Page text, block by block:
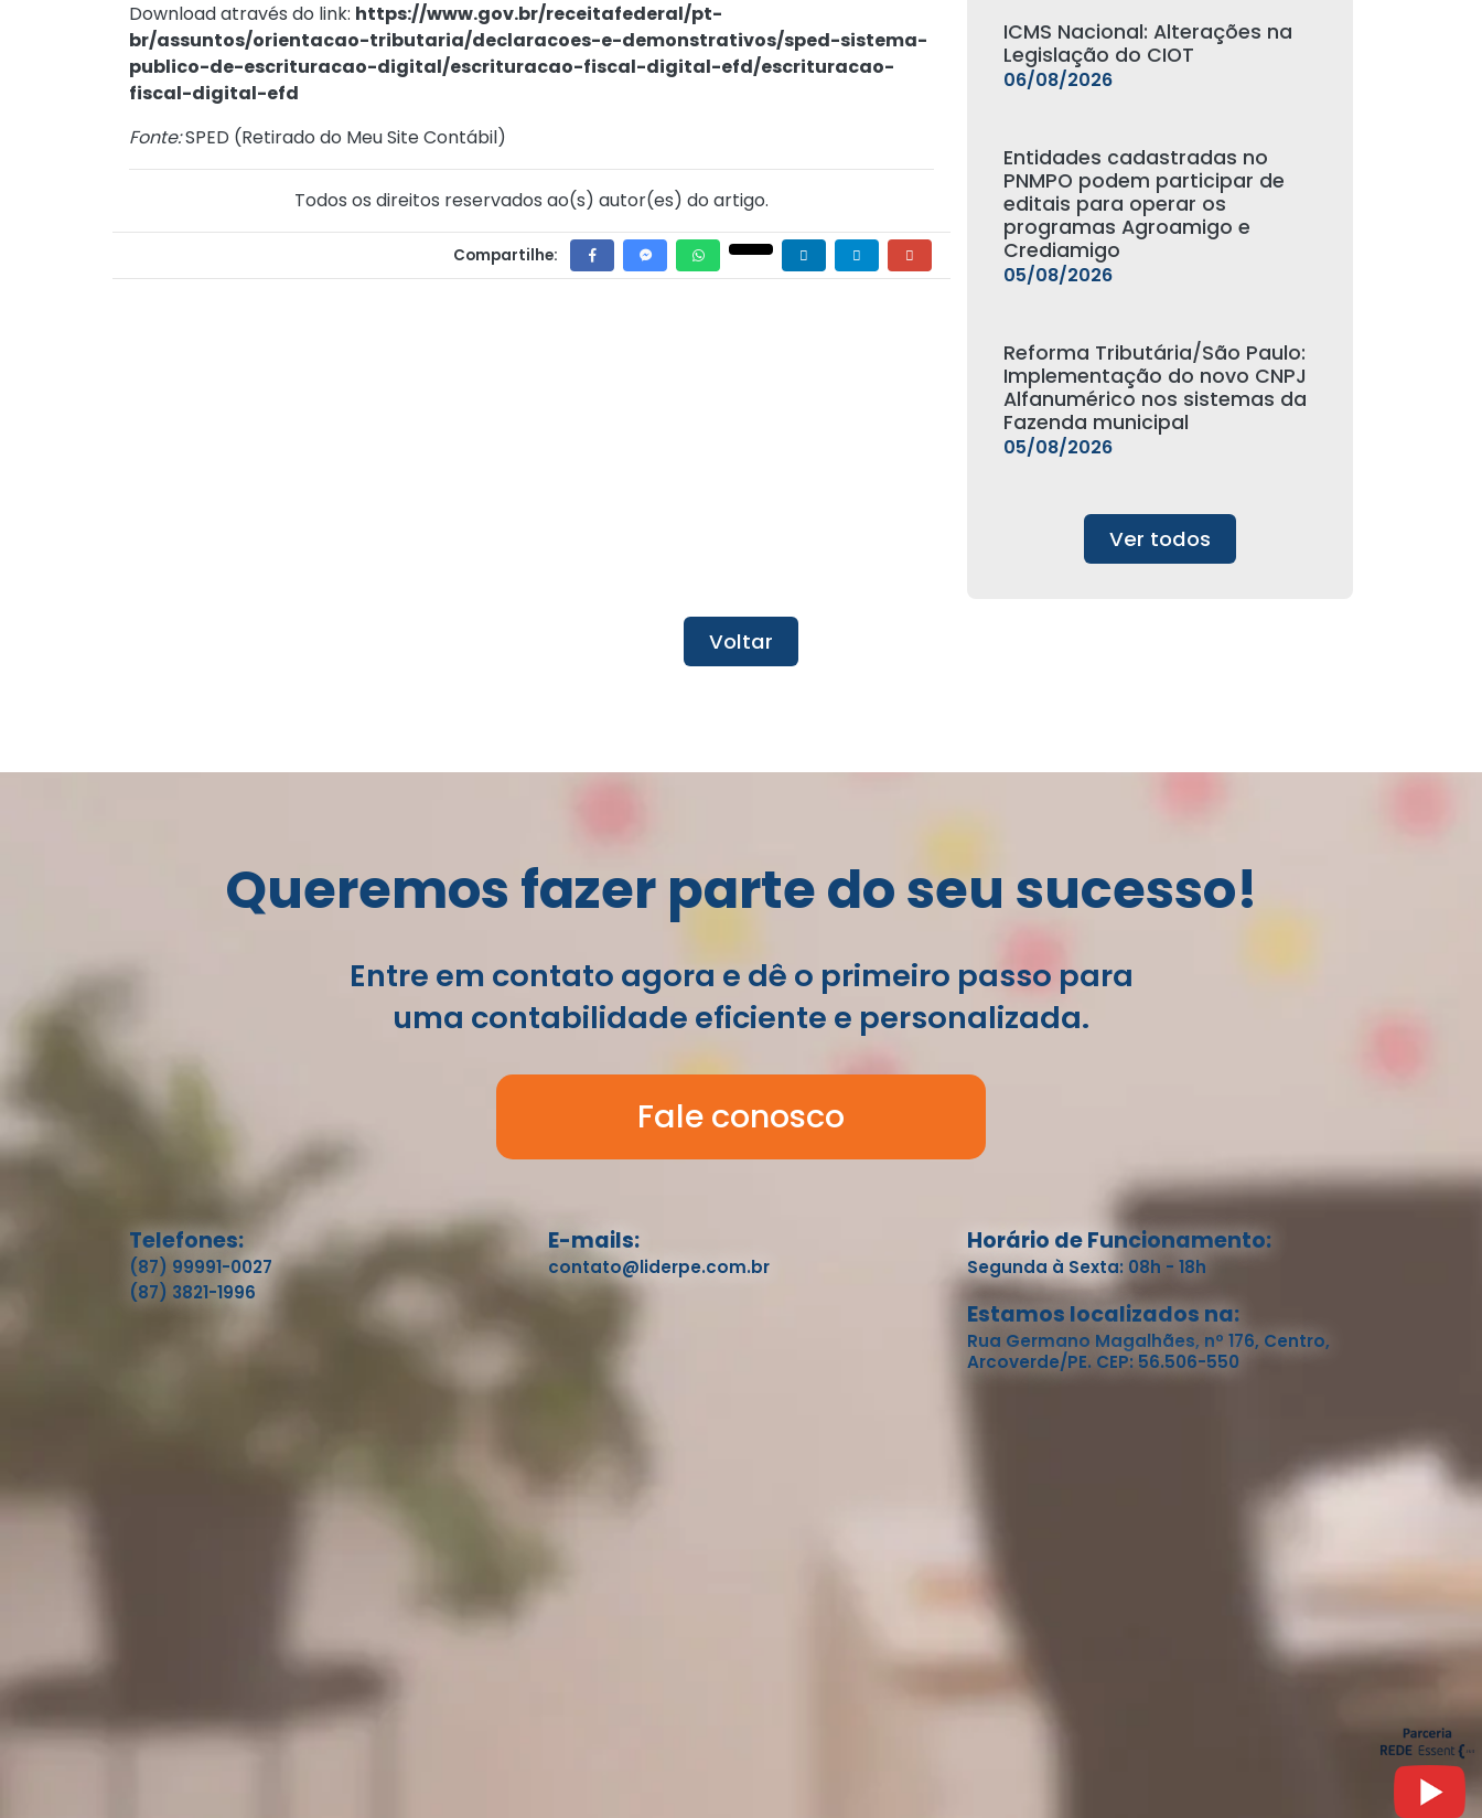
Download através do link: https://www.gov.br/receitafederal/pt-
br/assuntos/orientacao-tributaria/declaracoes-e-demonstrativos/sped-sistema-
publico-de-escrituracao-digital/escrituracao-fiscal-digital-efd/escrituracao-
fiscal-digital-efd
Fonte:SPED (Retirado do Meu Site Contábil)
Todos os direitos reservados ao(s) autor(es) do artigo.
Compartilhe:
ICMS Nacional: Alterações na
Legislação do CIOT
06/08/2026
Entidades cadastradas no
PNMPO podem participar de
editais para operar os
programas Agroamigo e
Crediamigo
05/08/2026
Reforma Tributária/São Paulo:
Implementação do novo CNPJ
Alfanumérico nos sistemas da
Fazenda municipal
05/08/2026
Ver todos
Voltar
Queremos fazer parte do seu sucesso!
Entre em contato agora e dê o primeiro passo para
uma contabilidade eficiente e personalizada.
Fale conosco
Telefones:
(87) 99991-0027
(87) 3821-1996
E-mails:
contato@liderpe.com.br
Horário de Funcionamento:
Segunda à Sexta: 08h - 18h
Estamos localizados na:
Rua Germano Magalhães, nº 176, Centro,
Arcoverde/PE. CEP: 56.506-550